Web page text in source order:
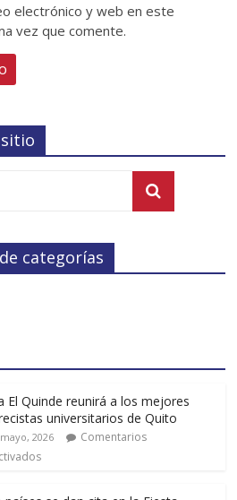
electrónico y web en este
vez que comente.
categorías
El Quinde reunirá a los mejores
universitarios de Quito
2026
Comentarios